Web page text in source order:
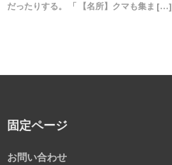
だったりする。 「 【名所】クマも集ま […]
固定ページ
お問い合わせ